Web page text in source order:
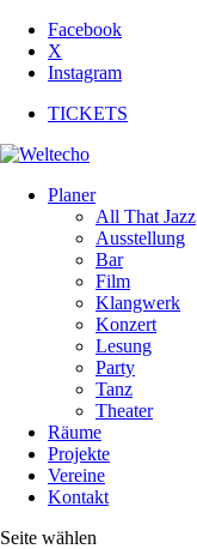
Facebook
X
Instagram
TICKETS
Planer
All That Jazz
Ausstellung
Bar
Film
Klangwerk
Konzert
Lesung
Party
Tanz
Theater
Räume
Projekte
Vereine
Kontakt
Seite wählen